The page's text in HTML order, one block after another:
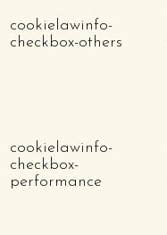
cookielawinfo-
checkbox-others
cookielawinfo-
checkbox-
performance